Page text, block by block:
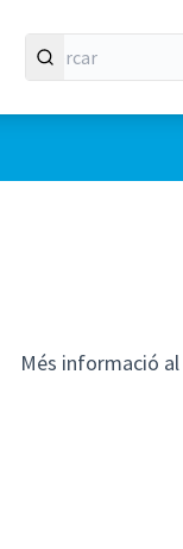
Més informació al